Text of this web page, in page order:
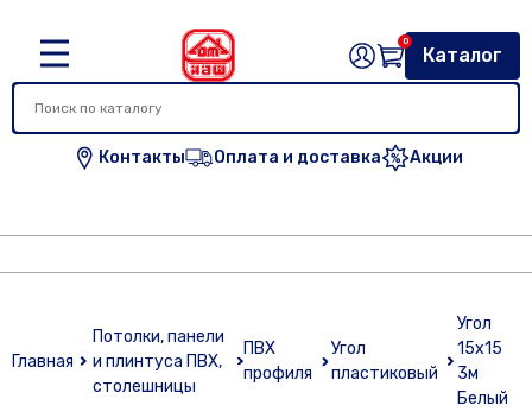
Контакты Оплата и доставка Акции
Каталог
0
Главная
Потолки, панели
и плинтуса ПВХ,
столешницы
ПВХ
профиля
Угол
пластиковый
Угол
15х15
3м
Белый